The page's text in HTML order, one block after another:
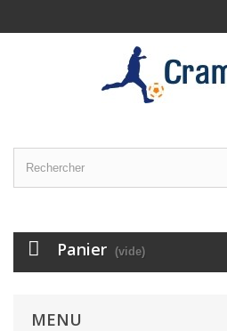
Panier (vide)
MENU